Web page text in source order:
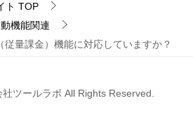
ト TOP
機能関連
従量課金）機能に対応していますか？
ツールラボ All Rights Reserved.